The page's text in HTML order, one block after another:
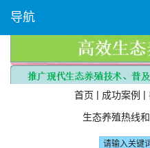
导航
首页 | 成功案例 |
生态养殖热线